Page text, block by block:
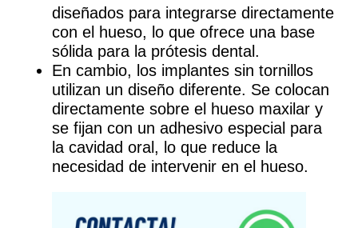
diseñados para integrarse directamente
con el hueso, lo que ofrece una base
sólida para la prótesis dental.
En cambio, los implantes sin tornillos
utilizan un diseño diferente. Se colocan
directamente sobre el hueso maxilar y
se fijan con un adhesivo especial para
la cavidad oral, lo que reduce la
necesidad de intervenir en el hueso.